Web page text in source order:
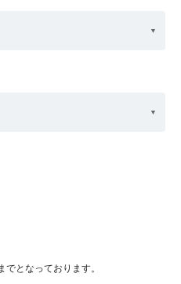
となっております。